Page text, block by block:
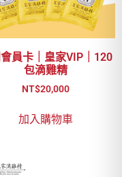
員卡｜皇家VIP｜120
包滴雞精
NT$20,000
加入購物車